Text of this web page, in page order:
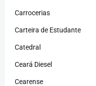
Carrocerias
Carteira de Estudante
Catedral
Ceará Diesel
Cearense